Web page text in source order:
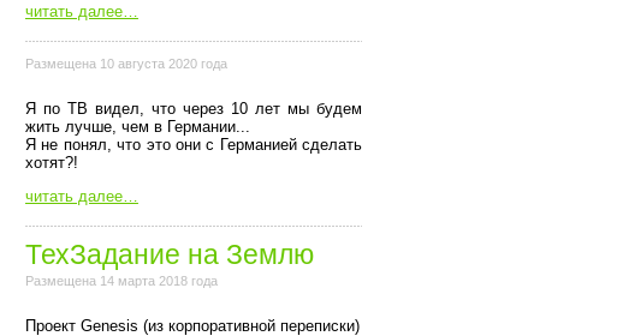
читать далее…
Размещена 10 августа 2020 года
Я по ТВ видел, что через 10 лет мы будем
жить лучше, чем в Германии...
Я не понял, что это они с Германией сделать
хотят?!
читать далее…
ТехЗадание на Землю
Размещена 14 марта 2018 года
Пpоект Genesis (из коpпоpативной пеpеписки)